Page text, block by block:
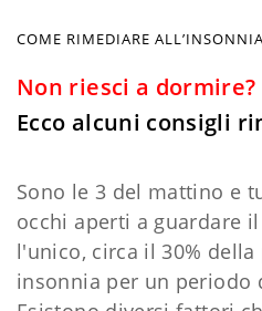
COME RIMEDIARE
Non riesci a dormire?
Ecco alcuni consigli
Sono le 3 del mattino e
occhi aperti a guardare
l'unico, circa il 30%
insonnia per un periodo